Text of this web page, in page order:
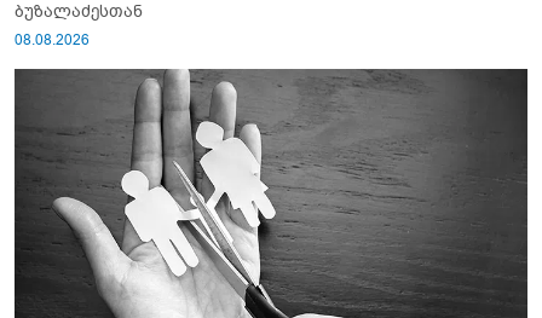
ბუზალაძესთან
08.08.2026